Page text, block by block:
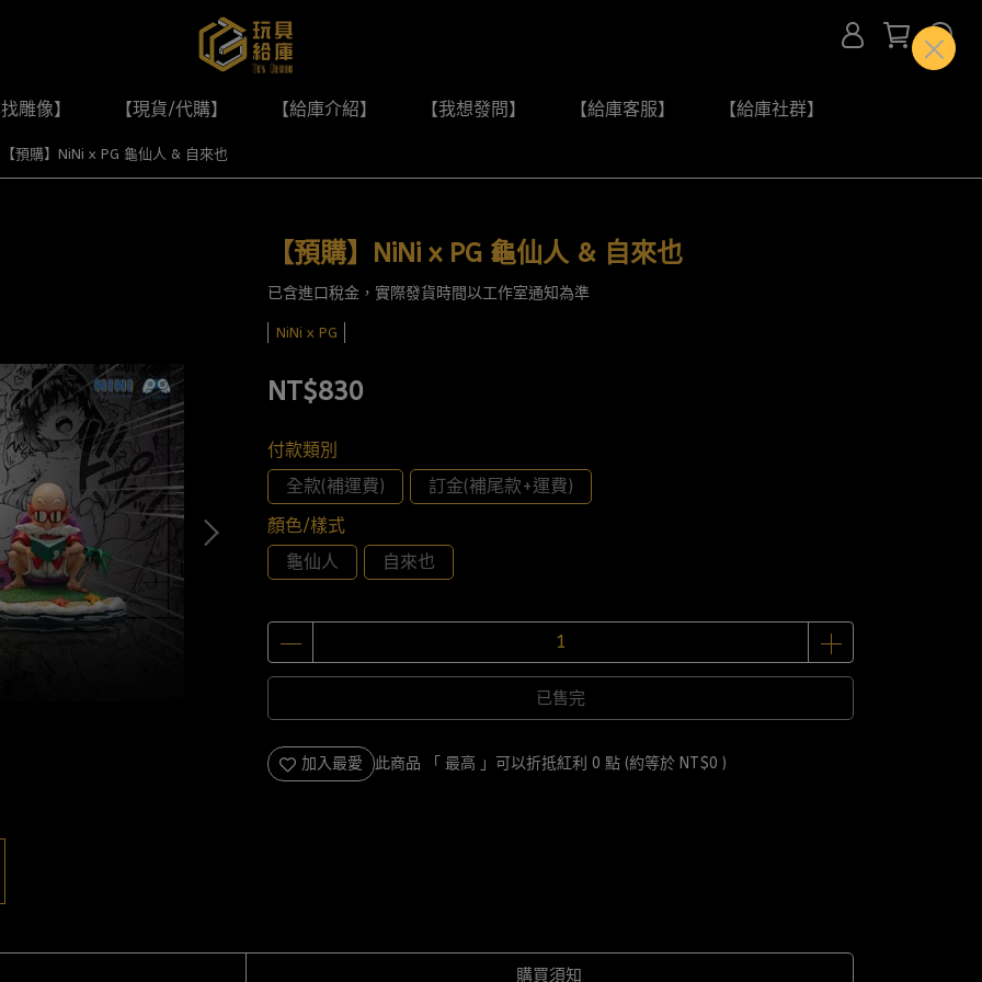
雕像】 【現貨/代購】 【給庫介紹】 【我想發問】 【給庫客服】 【給庫社群】
【預購】NiNi x PG 龜仙人 & 自來也
【預購】NiNi x PG 龜仙人 & 自來也
已含進口稅金，實際發貨時間以工作室通知為準
NiNi x PG
NT$830
付款類別
全款(補運費)
訂金(補尾款+運費)
顏色/樣式
龜仙人
自來也
已售完
加入最愛 此商品 「 最高 」可以折抵紅利 0 點 (約等於 NT$0 )
購買須知